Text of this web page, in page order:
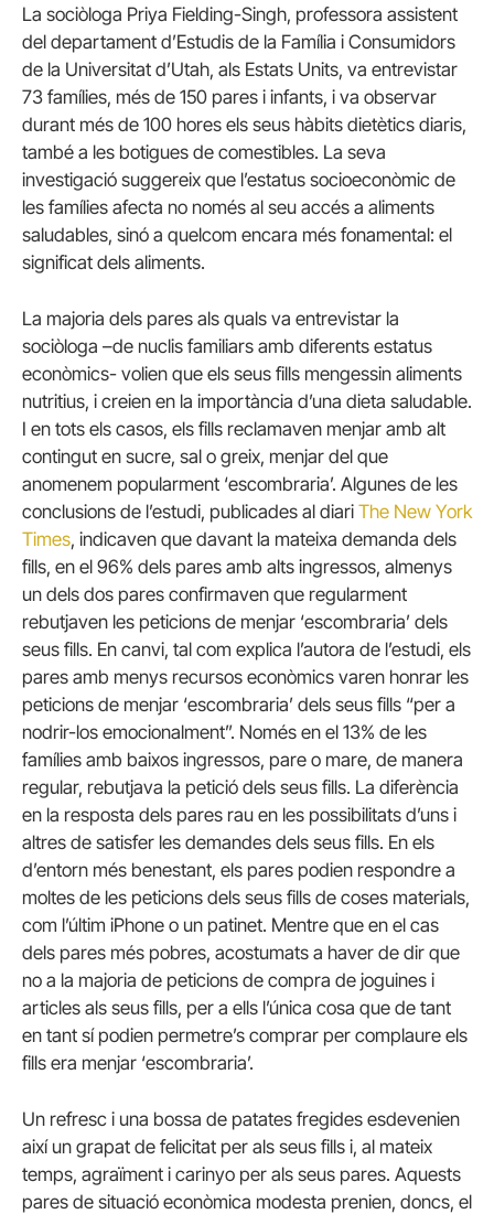
La sociòloga Priya Fielding-Singh, professora assistent
del departament d’Estudis de la Família i Consumidors
de la Universitat d’Utah, als Estats Units, va entrevistar
73 famílies, més de 150 pares i infants, i va observar
durant més de 100 hores els seus hàbits dietètics diaris,
també a les botigues de comestibles. La seva
investigació suggereix que l’estatus socioeconòmic de
les famílies afecta no només al seu accés a aliments
saludables, sinó a quelcom encara més fonamental: el
significat dels aliments.
La majoria dels pares als quals va entrevistar la
sociòloga –de nuclis familiars amb diferents estatus
econòmics- volien que els seus fills mengessin aliments
nutritius, i creien en la importància d’una dieta saludable.
I en tots els casos, els fills reclamaven menjar amb alt
contingut en sucre, sal o greix, menjar del que
anomenem popularment ‘escombraria’. Algunes de les
conclusions de l’estudi, publicades al diari The New York
Times, indicaven que davant la mateixa demanda dels
fills, en el 96% dels pares amb alts ingressos, almenys
un dels dos pares confirmaven que regularment
rebutjaven les peticions de menjar ‘escombraria’ dels
seus fills. En canvi, tal com explica l’autora de l’estudi, els
pares amb menys recursos econòmics varen honrar les
peticions de menjar ‘escombraria’ dels seus fills “per a
nodrir-los emocionalment”. Només en el 13% de les
famílies amb baixos ingressos, pare o mare, de manera
regular, rebutjava la petició dels seus fills. La diferència
en la resposta dels pares rau en les possibilitats d’uns i
altres de satisfer les demandes dels seus fills. En els
d’entorn més benestant, els pares podien respondre a
moltes de les peticions dels seus fills de coses materials,
com l’últim iPhone o un patinet. Mentre que en el cas
dels pares més pobres, acostumats a haver de dir que
no a la majoria de peticions de compra de joguines i
articles als seus fills, per a ells l’única cosa que de tant
en tant sí podien permetre’s comprar per complaure els
fills era menjar ‘escombraria’.
Un refresc i una bossa de patates fregides esdevenien
així un grapat de felicitat per als seus fills i, al mateix
temps, agraïment i carinyo per als seus pares. Aquests
pares de situació econòmica modesta prenien, doncs, el